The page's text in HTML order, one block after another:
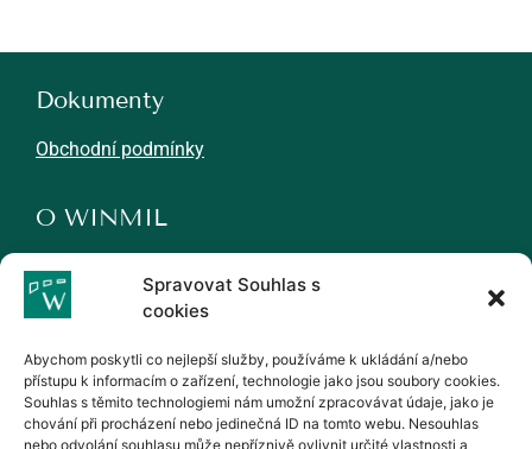
Spravovat Souhlas s
cookies
Abychom poskytli co nejlepší služby, používáme k ukládání a/nebo
přístupu k informacím o zařízení, technologie jako jsou soubory cookies.
Souhlas s těmito technologiemi nám umožní zpracovávat údaje, jako je
chování při procházení nebo jedinečná ID na tomto webu. Nesouhlas
nebo odvolání souhlasu může nepříznivě ovlivnit určité vlastnosti a
Dokumenty
Obchodní podmínky
O WINMIL
Novinky
Kariéra
Partneři
Kontakty
WINMIL, s.r.o.